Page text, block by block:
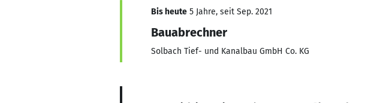
Bis heute 5 Jahre, seit Sep. 2021
Bauabrechner
Solbach Tief- und Kanalbau GmbH Co. KG